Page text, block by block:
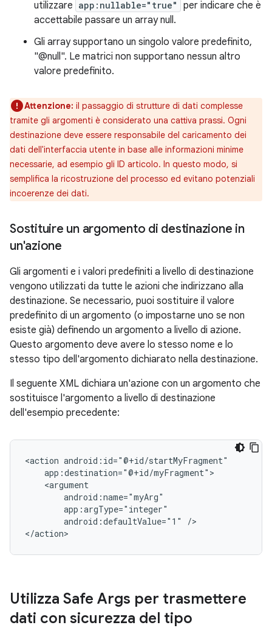
utilizzare app:nullable="true"
per indicare che è
accettabile passare un array null.
Gli array supportano un singolo valore predefinito,
"@null". Le matrici non supportano nessun altro
valore predefinito.
Attenzione: il passaggio di strutture di dati complesse
tramite gli argomenti è considerato una cattiva prassi. Ogni
destinazione deve essere responsabile del caricamento dei
dati dell'interfaccia utente in base alle informazioni minime
necessarie, ad esempio gli ID articolo. In questo modo, si
semplifica la ricostruzione del processo ed evitano potenziali
incoerenze dei dati.
Sostituire un argomento di destinazione in
un'azione
Gli argomenti e i valori predefiniti a livello di destinazione
vengono utilizzati da tutte le azioni che indirizzano alla
destinazione. Se necessario, puoi sostituire il valore
predefinito di un argomento (o impostarne uno se non
esiste già) definendo un argomento a livello di azione.
Questo argomento deve avere lo stesso nome e lo
stesso tipo dell'argomento dichiarato nella destinazione.
Il seguente XML dichiara un'azione con un argomento che
sostituisce l'argomento a livello di destinazione
dell'esempio precedente:
<action
android:defaultValue="1"
/>
Utilizza Safe Args per trasmettere
dati con sicurezza del tipo